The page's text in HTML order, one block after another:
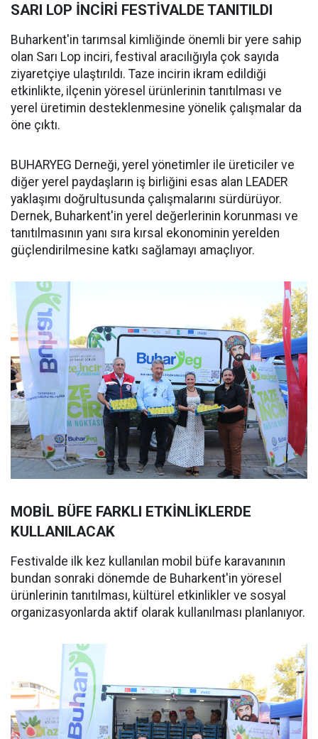
SARI LOP İNCİRİ FESTİVALDE TANITILDI
Buharkent'in tarımsal kimliğinde önemli bir yere sahip
olan Sarı Lop inciri, festival aracılığıyla çok sayıda
ziyaretçiye ulaştırıldı. Taze incirin ikram edildiği
etkinlikte, ilçenin yöresel ürünlerinin tanıtılması ve
yerel üretimin desteklenmesine yönelik çalışmalar da
öne çıktı.
BUHARYEG Derneği, yerel yönetimler ile üreticiler ve
diğer yerel paydaşların iş birliğini esas alan LEADER
yaklaşımı doğrultusunda çalışmalarını sürdürüyor.
Dernek, Buharkent'in yerel değerlerinin korunması ve
tanıtılmasının yanı sıra kırsal ekonominin yerelden
güçlendirilmesine katkı sağlamayı amaçlıyor.
MOBİL BÜFE FARKLI ETKİNLİKLERDE
KULLANILACAK
Festivalde ilk kez kullanılan mobil büfe karavanının
bundan sonraki dönemde de Buharkent'in yöresel
ürünlerinin tanıtılması, kültürel etkinlikler ve sosyal
organizasyonlarda aktif olarak kullanılması planlanıyor.